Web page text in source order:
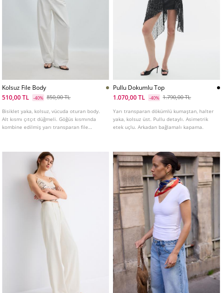
Kolsuz File Body
510,00 TL
-40% 850,00 TL
Bisiklet yaka, kolsuz, vücuda oturan body.
Alt kısmı çıtçıt düğmeli. Göğüs kısmında
kombine edilmiş yarı transparan file
Pullu Dokumlu Top
1.070,00 TL
-40% 1.790,00 TL
Yarı transparan dökümlü kumaştan, halter
yaka, kolsuz üst. Pullu detaylı. Asimetrik
etek uçlu. Arkadan bağlamalı kapama.